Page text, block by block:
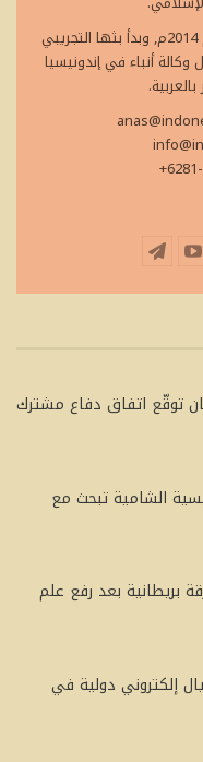
وتأسس إندونيسيا اليوم في 24 ابريل عام 2014م, وبدأ بثها التجريبي
أوائل وكالة أنباء في إندونيسيا
توقّع اتفاق دفاع مشترك
الشامية تبحث مع
بريطانية بعد رفع علم
إلكتروني دولية في